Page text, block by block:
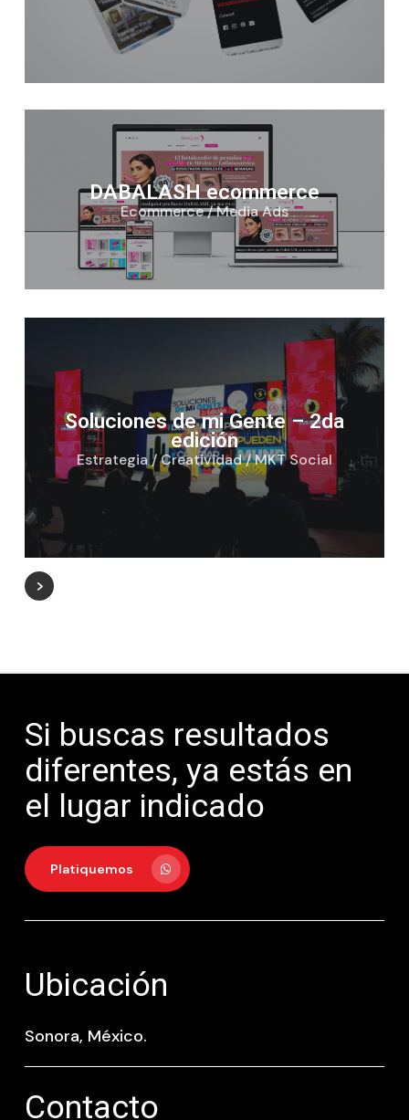
DABALASH ecommerce
Ecommerce / Media Ads
Soluciones de mi Gente – 2da
edición
Estrategia / Creatividad / MKT Social
Si buscas resultados
diferentes, ya estás en
el lugar indicado
Platiquemos
Ubicación
Sonora, México.
Contacto